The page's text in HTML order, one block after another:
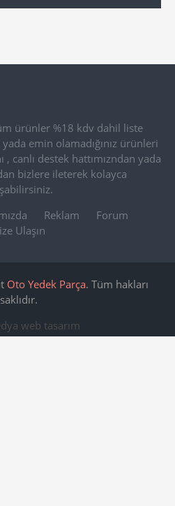
ürünler %18 kdv dahil liste
yada emin olamadığınız ürünleri
, canlı destek hattımızndan yada
bizlere ileterek kolayca
Reklam
Forum
Ulaşın
Oto Yedek Parça. Tüm hakları
saklıdır.
web tasarım